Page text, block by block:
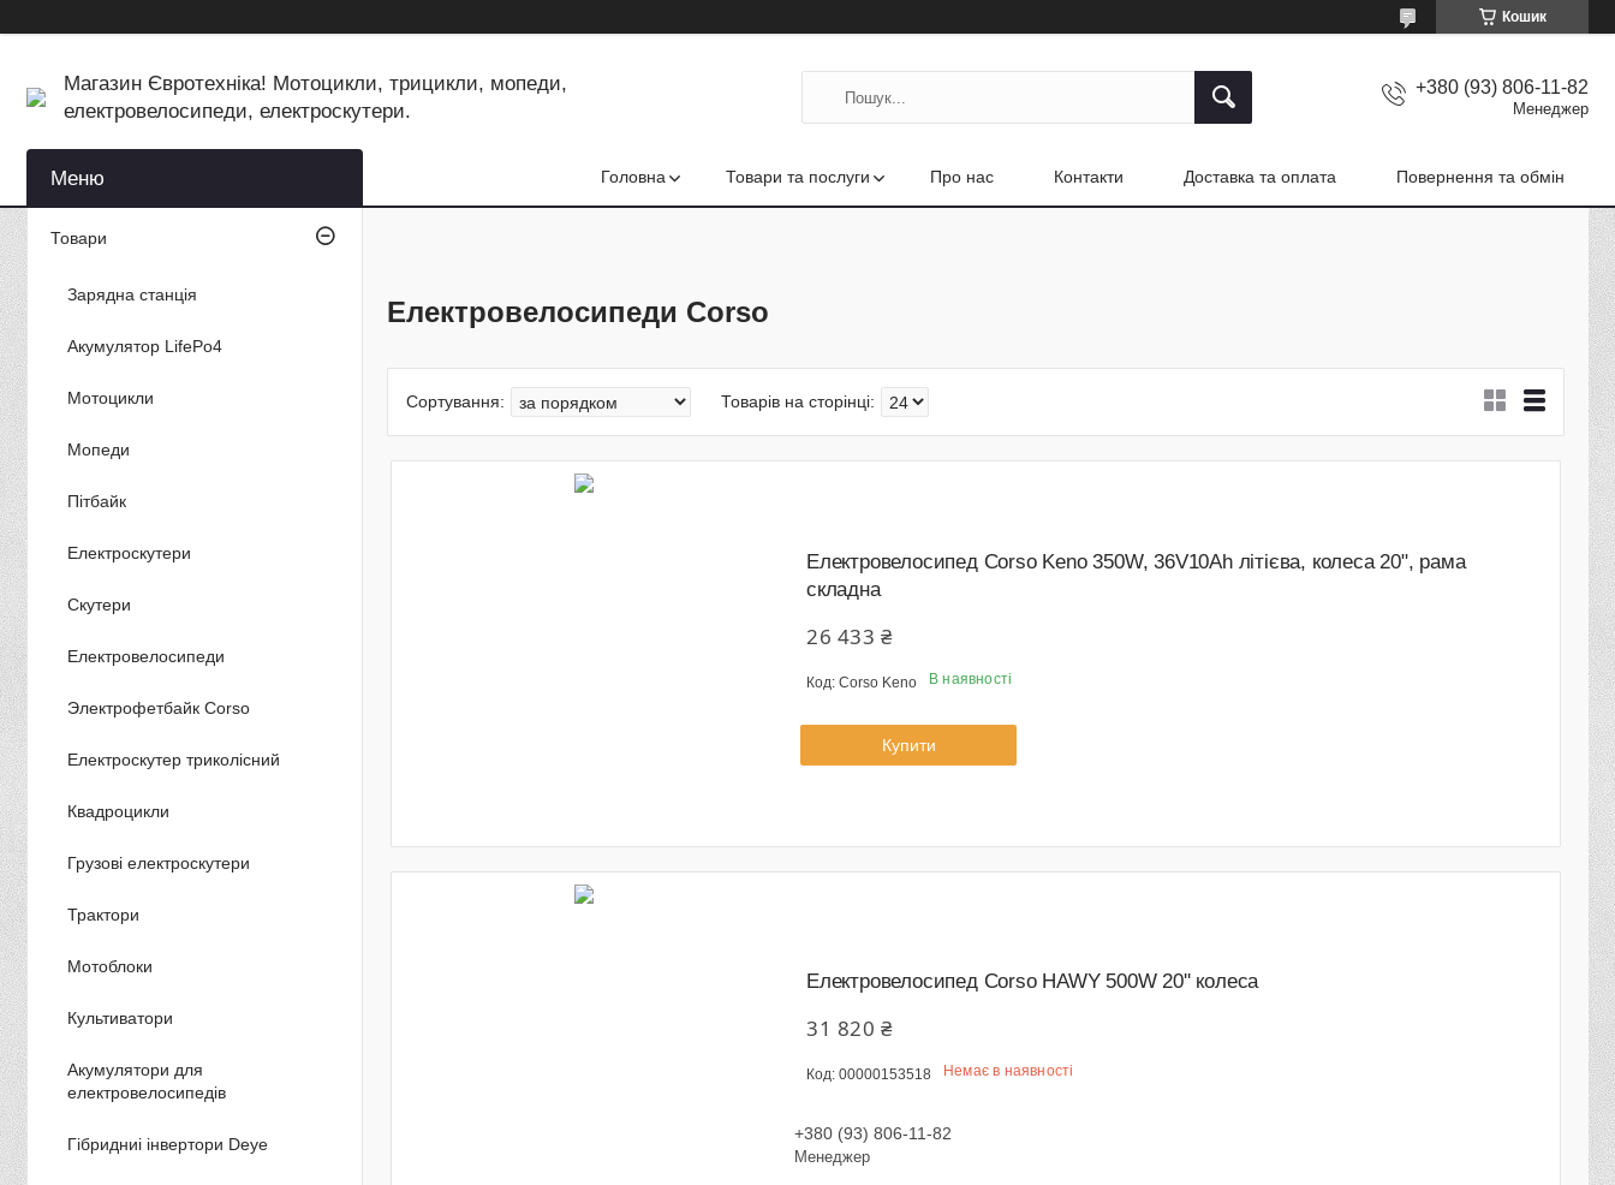
Кошик
Магазин Євротехніка! Мотоцикли, трицикли, мопеди,
електровелосипеди, електроскутери.
+380 (93) 806-11-82
Менеджер
Головна Товари та послуги Про нас Контакти Доставка та оплата Повернення та обмін
Електровелосипеди Corso
Електровелосипед Corso Keno 350W, 36V10Ah літієва, колеса 20", рама
складна
26 433 ₴
Corso Keno В наявності
Купити
Електровелосипед Corso HAWY 500W 20'' колеса
31 820 ₴
00000153518 Немає в наявності
+380 (93) 806-11-82
Менеджер
Товари
Зарядна станція
Акумулятор LifePo4
Мотоцикли
Мопеди
Пітбайк
Електроскутери
Скутери
Електровелосипеди
Электрофетбайк Corso
Електроскутер триколісний
Квадроцикли
Грузові електроскутери
Трактори
Мотоблоки
Культиватори
Акумулятори для
електровелосипедів
Гібридниі інвертори Deye